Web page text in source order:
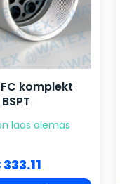
komplekt
BSPT
laos olemas